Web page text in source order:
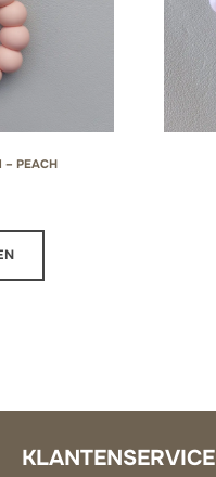
– PEACH
KLANTENSERVICE